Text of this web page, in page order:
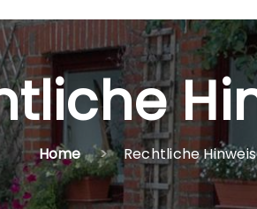
Home Rechtliche